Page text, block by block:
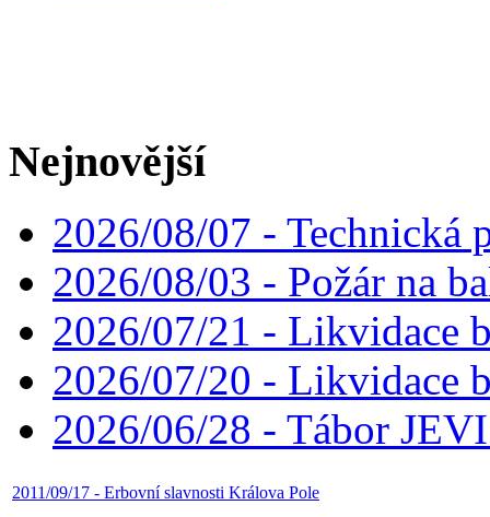
Nejnovější
2026/08/07 - Technická
2026/08/03 - Požár na
2026/07/21 - Likvidace
2026/07/20 - Likvidace
2026/06/28 - Tábor
2011/09/17 - Erbovní slavnosti Králova Pole